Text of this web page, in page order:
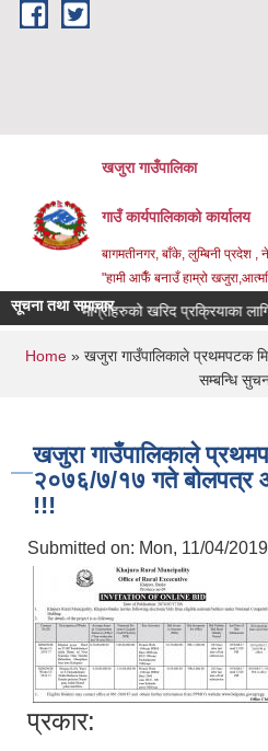
Skip to main content
खजुरा गाउँपालिका
गाउँ कार्यपालिकाको कार्यालय
बागमतीनगर, बाँके, लुम्बिनी प्रदेश ,
"हामी आफैँ बनाउँ हाम्रो
सूचना तथा समाचार
सामाग्रीहरुको खरिद प्रक्रियाका
You are here
Home » खजुरा गाउँपालिकाले प्रथमपटक
सम्बन्धि
खजुरा गाउँपालिकाले
२०७६/७/१७ गते बोलपत्र
!!!
Submitted on: Mon, 11/04/
प्रकार: